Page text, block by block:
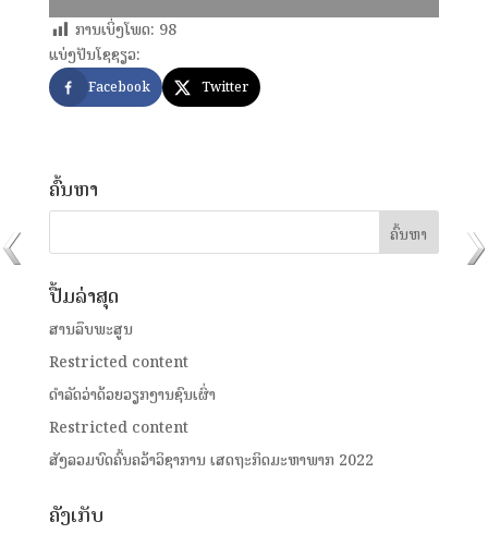
ການເບິ່ງໂພດ: 98
ແບ່ງປັນໂຊຊຽວ:
Facebook Twitter
ຄົ້ນຫາ
ປື້ມລ່າສຸດ
ສານລຶບພະສູນ
Restricted content
ດໍາລັດວ່າດ້ວຍວຽກງານຊົນເຜົ່າ
Restricted content
ສັງລວມບົດຄົ້ນຄວ້າວິຊາການ ເສດຖະກິດມະຫາພາກ 2022
ຄັງເກັບ